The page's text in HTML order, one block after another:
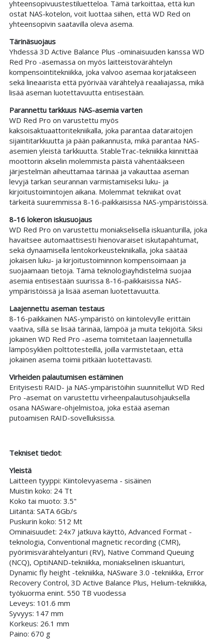
yhteensopivuustestiluetteloa. Tämä tarkoittaa, että kun
ostat NAS-kotelon, voit luottaa siihen, että WD Red on
yhteensopivin saatavilla oleva asema.
Tärinäsuojaus
Yhdessä 3D Active Balance Plus -ominaisuuden kanssa WD
Red Pro -asemassa on myös laitteistovärähtelyn
kompensointitekniikka, joka valvoo asemaa korjatakseen
sekä lineaarista että pyörivää värähtelyä reaaliajassa, mikä
lisää aseman luotettavuutta entisestään.
Parannettu tarkkuus NAS-asemia varten
WD Red Pro on varustettu myös
kaksoisaktuaattoritekniikalla, joka parantaa dataraitojen
sijaintitarkkuutta ja pään paikannusta, mikä parantaa NAS-
asemien yleistä tarkkuutta. StableTrac-tekniikka kiinnittää
moottorin akselin molemmista päistä vähentääkseen
järjestelmän aiheuttamaa tärinää ja vakauttaa aseman
levyjä tarkan seurannan varmistamiseksi luku- ja
kirjoitustoimintojen aikana. Molemmat tekniikat ovat
tärkeitä suuremmissa 8-16-paikkaisissa NAS-ympäristöissä.
8-16 lokeron iskusuojaus
WD Red Pro on varustettu moniakselisella iskuanturilla, joka
havaitsee automaattisesti hienovaraiset iskutapahtumat,
sekä dynaamisella lentokorkeustekniikalla, joka säätää
jokaisen luku- ja kirjoitustoiminnon kompensoimaan ja
suojaamaan tietoja. Tämä teknologiayhdistelmä suojaa
asemia entisestään suurissa 8-16-paikkaisissa NAS-
ympäristöissä ja lisää aseman luotettavuutta.
Laajennettu aseman testaus
8-16-paikkainen NAS-ympäristö on kiintolevylle erittäin
vaativa, sillä se lisää tärinää, lämpöä ja muita tekijöitä. Siksi
jokainen WD Red Pro -asema toimitetaan laajennetuilla
lämpösyklien polttotesteillä, joilla varmistetaan, että
jokainen asema toimii pitkään luotettavasti.
Virheiden palautumisen estäminen
Erityisesti RAID- ja NAS-ympäristöihin suunnitellut WD Red
Pro -asemat on varustettu virheenpalautusohjauksella
osana NASware-ohjelmistoa, joka estää aseman
putoamisen RAID-sovelluksissa.
Tekniset tiedot:
Yleistä
Laitteen tyyppi: Kiintolevyasema - sisäinen
Muistin koko: 24 Tt
Koko tai muoto: 3.5"
Liitäntä: SATA 6Gb/s
Puskurin koko: 512 Mt
Ominaisuudet: 24x7 jatkuva käyttö, Advanced Format -
teknologia, Conventional magnetic recording (CMR),
pyörimisvärähtelyanturi (RV), Native Command Queuing
(NCQ), OptiNAND-tekniikka, moniakselinen iskuanturi,
Dynamic fly height -tekniikka, NASware 3.0 -tekniikka, Error
Recovery Control, 3D Active Balance Plus, Helium-tekniikka,
työkuorma enint. 550 TB vuodessa
Leveys: 101.6 mm
Syvyys: 147 mm
Korkeus: 26.1 mm
Paino: 670 g